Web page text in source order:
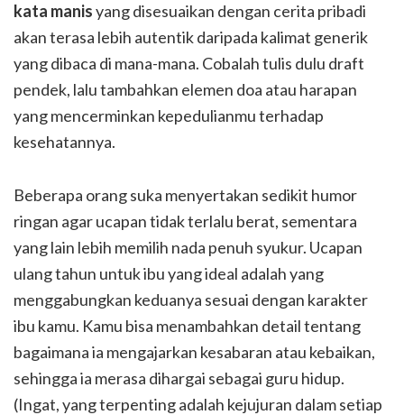
kata manisyang disesuaikan dengan cerita pribadi
akan terasa lebih autentik daripada kalimat generik
yang dibaca di mana-mana. Cobalah tulis dulu draft
pendek, lalu tambahkan elemen doa atau harapan
yang mencerminkan kepedulianmu terhadap
kesehatannya.
Beberapa orang suka menyertakan sedikit humor
ringan agar ucapan tidak terlalu berat, sementara
yang lain lebih memilih nada penuh syukur. Ucapan
ulang tahun untuk ibu yang ideal adalah yang
menggabungkan keduanya sesuai dengan karakter
ibu kamu. Kamu bisa menambahkan detail tentang
bagaimana ia mengajarkan kesabaran atau kebaikan,
sehingga ia merasa dihargai sebagai guru hidup.
(Ingat, yang terpenting adalah kejujuran dalam setiap